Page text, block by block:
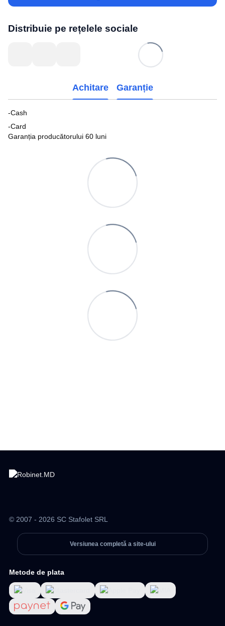
Distribuie pe rețelele sociale
Achitare Garanție
-Cash
-Card
Garanția producătorului 60 luni
© 2007 - 2026 SC Stafolet SRL
Versiunea completă a site-ului
Metode de plata